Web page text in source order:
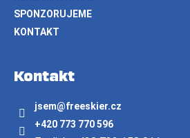
SPONZORUJEME
KONTAKT
Kontakt
jsem@freeskier.cz
+420 773 770 596